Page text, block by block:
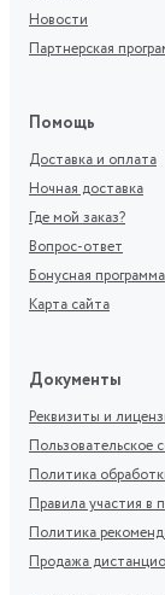
Новости
Партнерская
Помощь
Доставка и оплата
Ночная доставка
Где мой заказ?
Вопрос-ответ
Бонусная программа
Карта сайта
Документы
Реквизиты и
Пользовательское
Политика
Правила участия в
Политика
Продажа